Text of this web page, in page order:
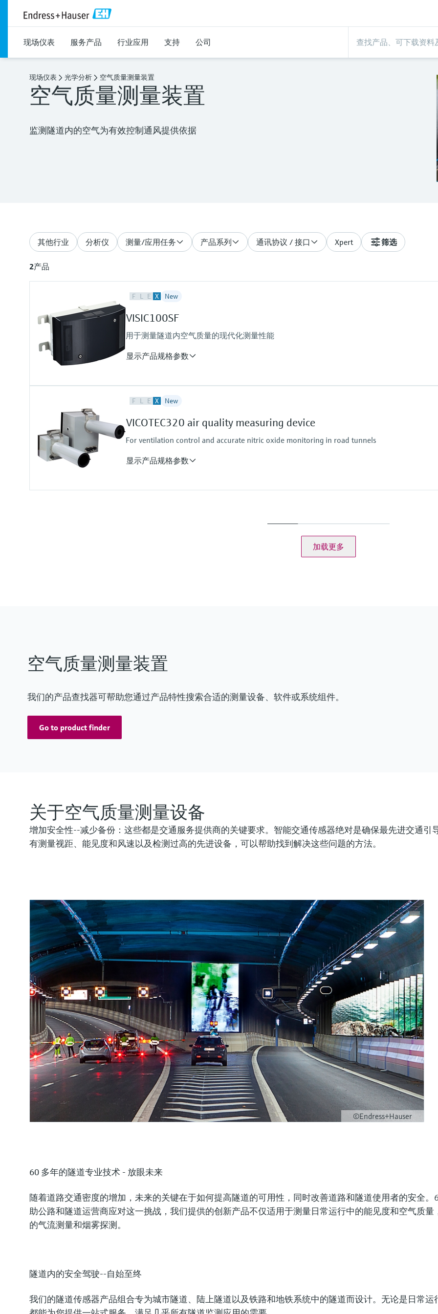
现场仪表 服务产品 行业应用 支持 公司
现场仪表 光学分析 空气质量测量装置
空气质量测量装置
监测隧道内的空气为有效控制通风提供依据
其他行业 分析仪 测量/应用任务 产品系列 通讯协议 / 接口 Xpert 筛选
2产品
F L E X New
VISIC100SF
用于测量隧道内空气质量的现代化测量性能
显示产品规格参数
测量值
测量范围
浑浊度 (K值): 0 ... 15 km⁻¹
NO: 0 ... 100 ppm
F L E X New
VICOTEC320 air quality measuring device
For ventilation control and accurate nitric oxide monitoring in road tunnels
显示产品规格参数
加载更多
空气质量测量装置
我们的产品查找器可帮助您通过产品特性搜索合适的测量设备、软件或系统组件。
Go to product finder
关于空气质量测量设备
增加安全性--减少备份：这些都是交通服务提供商的关键要求。智能交通传感器绝对是确保最先进交通引
有测量视距、能见度和风速以及检测过高的先进设备，可以帮助找到解决这些问题的方法。
©Endress+Hauser
60 多年的隧道专业技术 - 放眼未来
随着道路交通密度的增加，未来的关键在于如何提高隧道的可用性，同时改善道路和隧道使用者的安全。
助公路和隧道运营商应对这一挑战，我们提供的创新产品不仅适用于测量日常运行中的能见度和空气质
的气流测量和烟雾探测。
隧道内的安全驾驶--自始至终
我们的隧道传感器产品组合专为城市隧道、陆上隧道以及铁路和地铁系统中的隧道而设计。无论是日常运